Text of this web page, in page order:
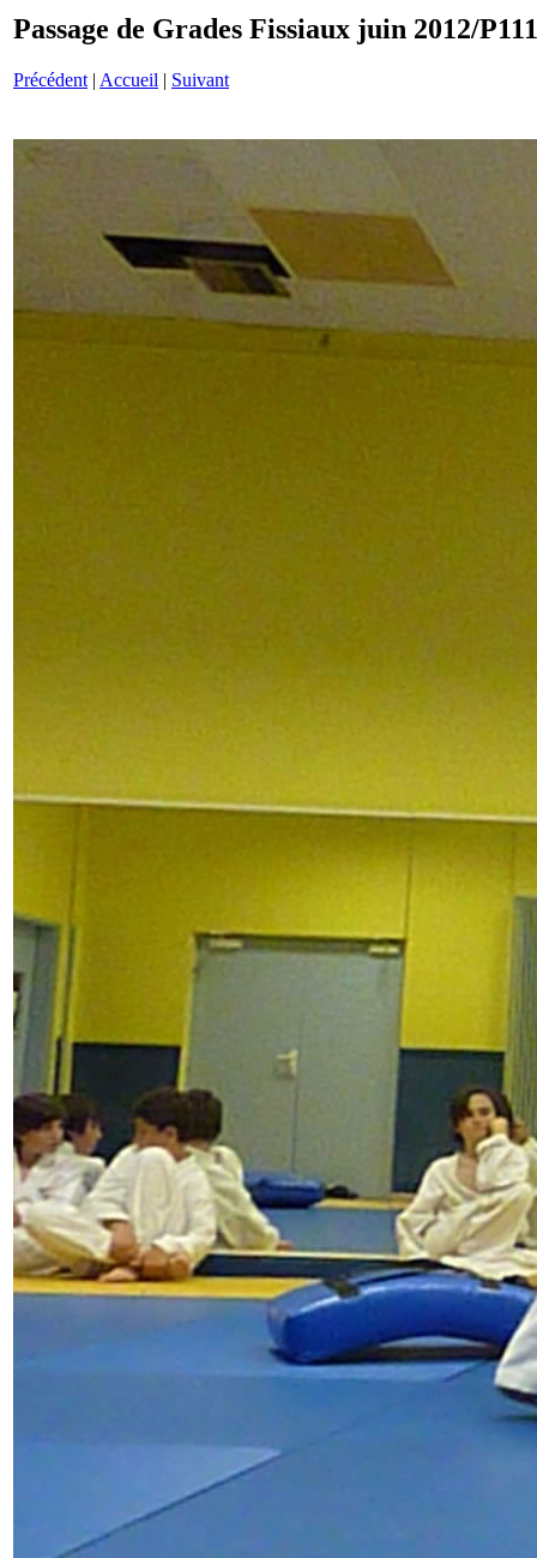
Passage de Grades Fissiaux juin 2012/
Précédent | Accueil | Suivant